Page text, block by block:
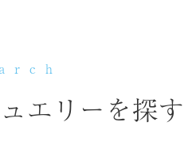
エリーを探す